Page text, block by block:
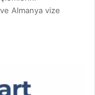
Almanya vize